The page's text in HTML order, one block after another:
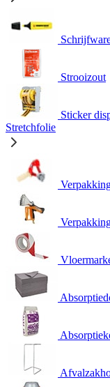
Strooizout
Sticker
Stretchfolie